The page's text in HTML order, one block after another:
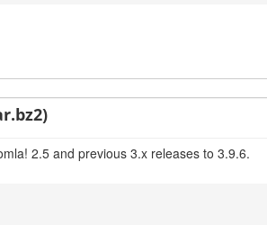
2.5 and previous 3.x releases to 3.9.6.